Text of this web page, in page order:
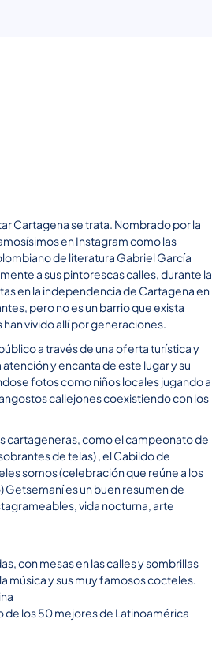
Cartagena se trata. Nombrado por la
en Instagram como las
de literatura Gabriel García
a sus pintorescas calles, durante la
en la independencia de Cartagena en
pero no es un barrio que exista
vivido allí por generaciones.
a través de una oferta turística y
y encanta de este lugar y su
fotos como niños locales jugando a
callejones coexistiendo con los
cartageneras, como el campeonato de
de telas) , el Cabildo de
somos (celebración que reúne a los
Getsemaní es un buen resumen de
vida nocturna, arte
con mesas en las calles y sombrillas
música y sus muy famosos cocteles.
los 50 mejores de Latinoamérica